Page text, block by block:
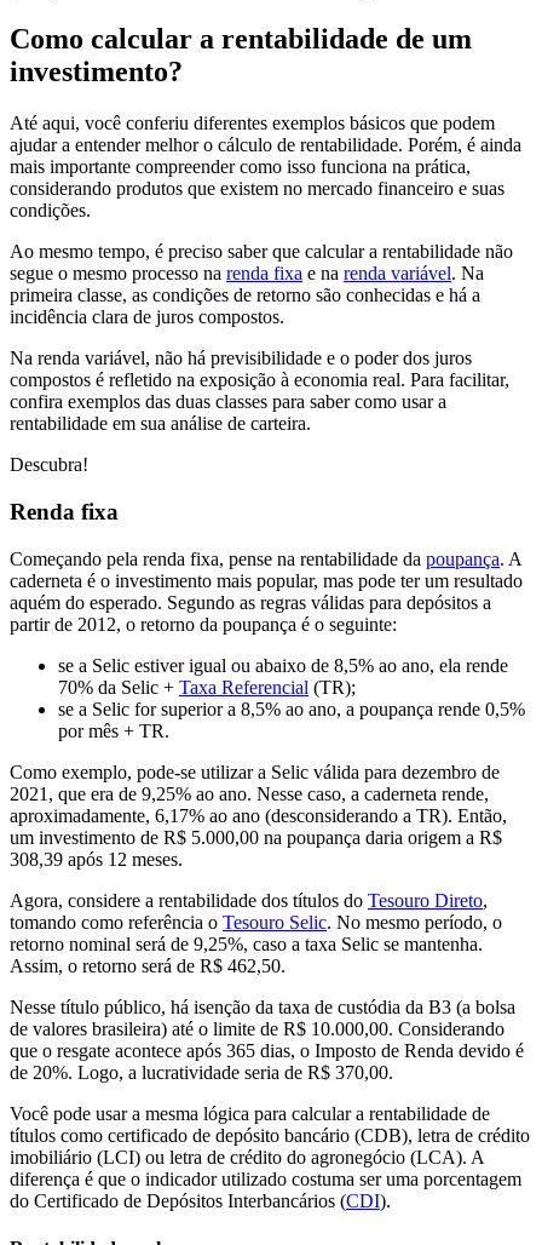
Como calcular a rentabilidade de um
investimento?
Até aqui, você conferiu diferentes exemplos básicos que podem
ajudar a entender melhor o cálculo de rentabilidade. Porém, é ainda
mais importante compreender como isso funciona na prática,
considerando produtos que existem no mercado financeiro e suas
condições.
Ao mesmo tempo, é preciso saber que calcular a rentabilidade não
segue o mesmo processo na renda fixa e na renda variável. Na
primeira classe, as condições de retorno são conhecidas e há a
incidência clara de juros compostos.
Na renda variável, não há previsibilidade e o poder dos juros
compostos é refletido na exposição à economia real. Para facilitar,
confira exemplos das duas classes para saber como usar a
rentabilidade em sua análise de carteira.
Descubra!
Renda fixa
Começando pela renda fixa, pense na rentabilidade da poupança. A
caderneta é o investimento mais popular, mas pode ter um resultado
aquém do esperado. Segundo as regras válidas para depósitos a
partir de 2012, o retorno da poupança é o seguinte:
se a Selic estiver igual ou abaixo de 8,5% ao ano, ela rende
70% da Selic + Taxa Referencial (TR);
se a Selic for superior a 8,5% ao ano, a poupança rende 0,5%
por mês + TR.
Como exemplo, pode-se utilizar a Selic válida para dezembro de
2021, que era de 9,25% ao ano. Nesse caso, a caderneta rende,
aproximadamente, 6,17% ao ano (desconsiderando a TR). Então,
um investimento de R$ 5.000,00 na poupança daria origem a R$
308,39 após 12 meses.
Agora, considere a rentabilidade dos títulos do Tesouro Direto,
tomando como referência o Tesouro Selic. No mesmo período, o
retorno nominal será de 9,25%, caso a taxa Selic se mantenha.
Assim, o retorno será de R$ 462,50.
Nesse título público, há isenção da taxa de custódia da B3 (a bolsa
de valores brasileira) até o limite de R$ 10.000,00. Considerando
que o resgate acontece após 365 dias, o Imposto de Renda devido é
de 20%. Logo, a lucratividade seria de R$ 370,00.
Você pode usar a mesma lógica para calcular a rentabilidade de
títulos como certificado de depósito bancário (CDB), letra de crédito
imobiliário (LCI) ou letra de crédito do agronegócio (LCA). A
diferença é que o indicador utilizado costuma ser uma porcentagem
do Certificado de Depósitos Interbancários (CDI).